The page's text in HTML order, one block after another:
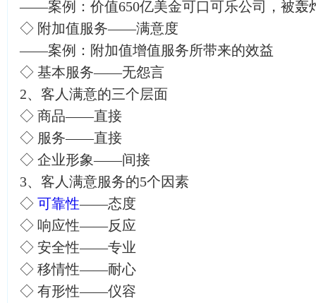
——案例：价值650亿美金可口可乐公司，被轰
◇ 附加值服务——满意度
——案例：附加值增值服务所带来的效益
◇ 基本服务——无怨言
2、客人满意的三个层面
◇ 商品——直接
◇ 服务——直接
◇ 企业形象——间接
3、客人满意服务的5个因素
◇ 可靠性——态度
◇ 响应性——反应
◇ 安全性——专业
◇ 移情性——耐心
◇ 有形性——仪容